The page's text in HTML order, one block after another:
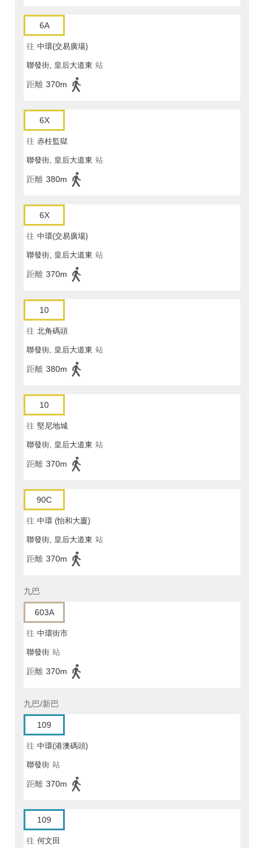
6A
往 中環(交易廣場)
聯發街, 皇后大道東 站
距離 370m
6X
往 赤柱監獄
聯發街, 皇后大道東 站
距離 380m
6X
往 中環(交易廣場)
聯發街, 皇后大道東 站
距離 370m
10
往 北角碼頭
聯發街, 皇后大道東 站
距離 380m
10
往 堅尼地城
聯發街, 皇后大道東 站
距離 370m
90C
往 中環 (怡和大廈)
聯發街, 皇后大道東 站
距離 370m
九巴
603A
往 中環街市
聯發街 站
距離 370m
九巴/新巴
109
往 中環(港澳碼頭)
聯發街 站
距離 370m
109
往 何文田